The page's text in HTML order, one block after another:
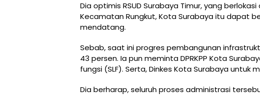
Dia optimis RSUD Surabaya Timur, yang
Kecamatan Rungkut, Kota Surabaya itu dapat
mendatang.
Sebab, saat ini progres pembangunan
43 persen. Ia pun meminta DPRKPP Kota
fungsi (SLF). Serta, Dinkes Kota Surabaya untuk
Dia berharap, seluruh proses administrasi